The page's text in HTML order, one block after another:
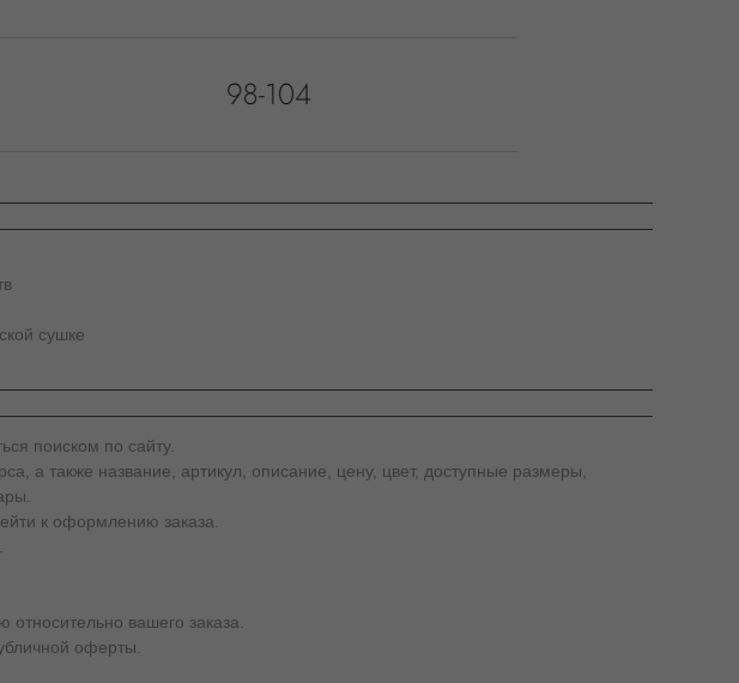
сушке
поиском по сайту.
а также название, артикул, описание, цену, цвет, доступные размеры,
к оформлению заказа.
вашего заказа.
оферты.